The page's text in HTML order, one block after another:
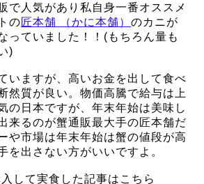
で人気があり私自身一番オススメ
の匠本舗 （かに本舗） のカニが
っていました！！(もちろん量も
)
いますが、高いお金を出して食べ
然質が良い。物価高騰で給与は上
の日本ですが、年末年始は美味し
来るのが蟹通販最大手の匠本舗だ
や市場は年末年始は蟹の値段が高
を出さない方がいいですよ。
して実食した記事はこちら